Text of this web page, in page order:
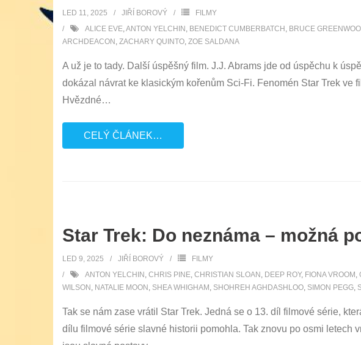
LED 11, 2025 JIŘÍ BOROVÝ
FILMY
ALICE EVE,ANTON YELCHIN , BENEDICT CUMBERBATCH , BRUCE
ARCHDEACON , ZACHARY QUINTO, ZOE SALDANA
A už je to tady. Další úspěšný film. J.J. Abrams jde od úspěchu k
dokázal návrat ke klasickým kořenům Sci-Fi. Fenomén Star Trek
Hvězdné…
CELÝ ČLÁNEK…
Star Trek: Do neznáma – možná
LED 9, 2025 JIŘÍ BOROVÝ
FILMY
ANTON YELCHIN , CHRIS PINE, CHRISTIAN SLOAN , DEEP ROY, FIONA VROOM ,
WILSON , NATALIE MOON , SHEA WHIGHAM , SHOHREH AGHDASHLOO, SIMON PEGG,
Tak se nám zase vrátil Star Trek. Jedná se o 13. díl filmové série,
dílu filmové série slavné historii pomohla. Tak znovu po osmi